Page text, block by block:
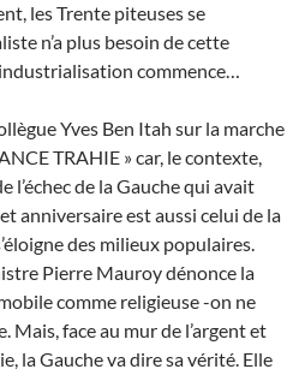
les Trente piteuses se
n’a plus besoin de cette
commence…
Yves Ben Itah sur la marche
TRAHIE » car, le contexte,
l’échec de la Gauche qui avait
anniversaire est aussi celui de la
des milieux populaires.
Pierre Mauroy dénonce la
comme religieuse -on ne
Mais, face au mur de l’argent et
la Gauche va dire sa vérité. Elle